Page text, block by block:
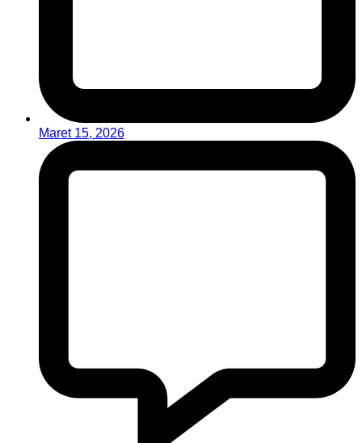
Maret 15, 2026